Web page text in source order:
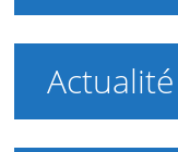
Actualité